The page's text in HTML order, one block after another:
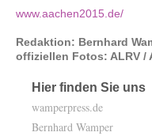
www.aachen2015.de/
Redaktion: Bernhard
offiziellen Fotos: ALRV /
Hier finden Sie uns
wamperpress.de
Bernhard Wamper